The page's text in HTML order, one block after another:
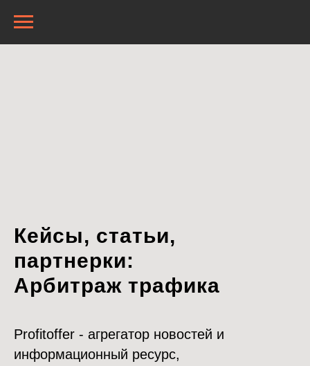
Кейсы, статьи,
партнерки:
Арбитраж трафика
Profitoffer - агрегатор новостей и
информационный ресурс,